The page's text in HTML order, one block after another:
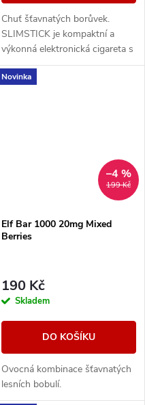
Chuť šťavnatých borůvek.
SLIMSTICK je kompaktní a
výkonná elektronická cigareta s
předplněnou cartridgí o objemu
2ml.
Novinka
199 Kč
–4 %
Elf Bar 1000 20mg Mixed
Berries
190 Kč
Skladem
DO KOŠÍKU
Ovocná kombinace šťavnatých
lesních bobulí.